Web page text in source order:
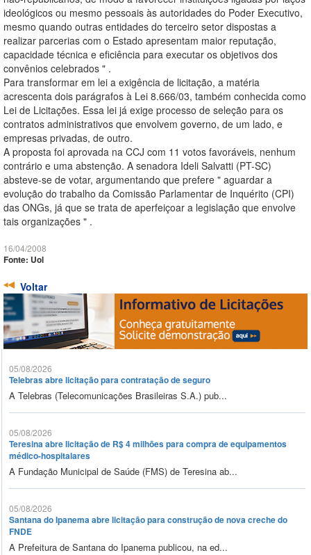
ideológicos ou mesmo pessoais às autoridades do Poder Executivo,
mesmo quando outras entidades do terceiro setor dispostas a
realizar parcerias com o Estado apresentam maior reputação,
capacidade técnica e eficiência para executar os objetivos dos
convênios celebrados " .
Para transformar em lei a exigência de licitação, a matéria
acrescenta dois parágrafos à Lei 8.666/03, também conhecida como
Lei de Licitações. Essa lei já exige processo de seleção para os
contratos administrativos que envolvem governo, de um lado, e
empresas privadas, de outro.
A proposta foi aprovada na CCJ com 11 votos favoráveis, nenhum
contrário e uma abstenção. A senadora Ideli Salvatti (PT-SC)
absteve-se de votar, argumentando que prefere " aguardar a
evolução do trabalho da Comissão Parlamentar de Inquérito (CPI)
das ONGs, já que se trata de aperfeiçoar a legislação que envolve
tais organizações " .
16/04/2008
Fonte: Uol
Voltar
05/08/2026
Telebras abre licitação para contratação de seguro
A Telebras (Telecomunicações Brasileiras S.A.) pub...
05/08/2026
Teresina abre licitação de R$ 4 milhões para compra de equipamentos
médico-hospitalares
A Fundação Municipal de Saúde (FMS) de Teresina ab...
05/08/2026
Santana do Ipanema abre licitação para construção de nova creche do
FNDE
A Prefeitura de Santana do Ipanema publicou, na ed...